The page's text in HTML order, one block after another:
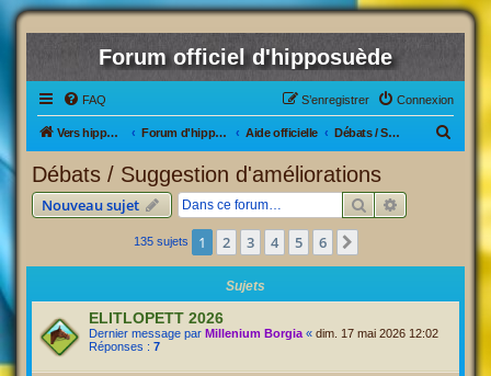
Forum officiel d'hipposuède
FAQ Connexion
S’enregistrer
Vers hipposuède, le jeu ! Forum d'hipposuède Aide officielle Débats / Suggestion d'améliorations
r
Débats / Suggestion d'améliorations
Nouveau sujet RechercherRecherche
135 sujets 1 2 3 4 5 6
Sujets
ELITLOPETT 2026
Dernier message par Millenium Borgia « dim. 17 mai 2026 12:02
Réponses : 7